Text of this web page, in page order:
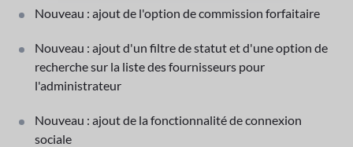
Nouveau : ajout de l'option de commission forfaitaire
Nouveau : ajout d'un filtre de statut et d'une option de
recherche sur la liste des fournisseurs pour
l'administrateur
Nouveau : ajout de la fonctionnalité de connexion
sociale